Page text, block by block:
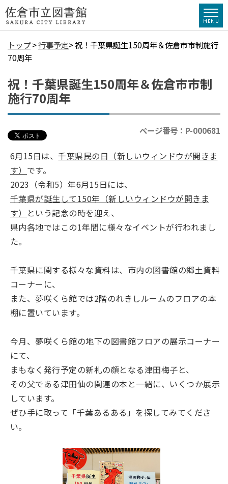
トップ>行事予定> 祝！千葉県誕生150周年＆佐倉市市制施行
70周年
祝！千葉県誕生150周年＆佐倉市市制
施行70周年
ページ番号：P-000681
6月15日は、千葉県民の日（新しいウィンドウが開きま
す） です。
2023（令和5）年6月15日には、
千葉県が誕生して150年（新しいウィンドウが開きま
す）
という記念の時を迎え、
県内各地ではこの1年間に様々なイベントが行われまし
た。
千葉県に関する様々な資料は、市内の図書館の郷土資料
コーナーに、
また、夢咲くら館では2階のれきしルームのフロアの本
棚に置いています。
今月、夢咲くら館の地下の図書館フロアの展示コーナー
にて、
まもなく発行予定の新札の顔となる津田梅子と、
その父である津田仙の関連の本と一緒に、いくつか展示
しています。
ぜひ手に取って「千葉あるある」を探してみてくださ
い。